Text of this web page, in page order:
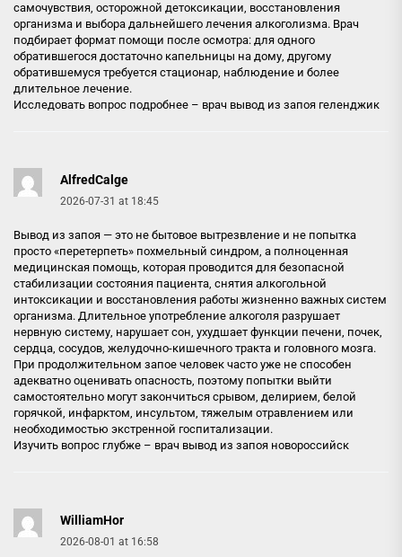
самочувствия, осторожной детоксикации, восстановления
организма и выбора дальнейшего лечения алкоголизма. Врач
подбирает формат помощи после осмотра: для одного
обратившегося достаточно капельницы на дому, другому
обратившемуся требуется стационар, наблюдение и более
длительное лечение.
Исследовать вопрос подробнее – врач вывод из запоя геленджик
AlfredCalge
2026-07-31 at 18:45
Вывод из запоя — это не бытовое вытрезвление и не попытка
просто «перетерпеть» похмельный синдром, а полноценная
медицинская помощь, которая проводится для безопасной
стабилизации состояния пациента, снятия алкогольной
интоксикации и восстановления работы жизненно важных систем
организма. Длительное употребление алкоголя разрушает
нервную систему, нарушает сон, ухудшает функции печени, почек,
сердца, сосудов, желудочно-кишечного тракта и головного мозга.
При продолжительном запое человек часто уже не способен
адекватно оценивать опасность, поэтому попытки выйти
самостоятельно могут закончиться срывом, делирием, белой
горячкой, инфарктом, инсультом, тяжелым отравлением или
необходимостью экстренной госпитализации.
Изучить вопрос глубже – врач вывод из запоя новороссийск
WilliamHor
2026-08-01 at 16:58